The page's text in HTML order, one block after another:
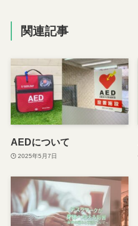
関連記事
AEDについて
2025年5月7日